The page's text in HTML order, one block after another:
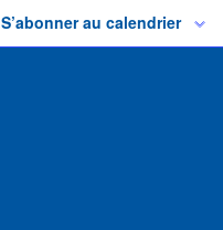
S’abonner au calendrier